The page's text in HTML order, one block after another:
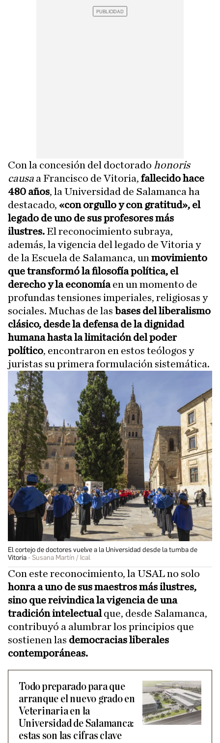
Con la concesión del doctorado honoris
causa a Francisco de Vitoria, fallecido hace
480 años, la Universidad de Salamanca ha
destacado, «con orgullo y con gratitud», el
legado de uno de sus profesores más
ilustres.El reconocimiento subraya,
además, la vigencia del legado de Vitoria y
de la Escuela de Salamanca, un movimiento
que transformó la filosofía política, el
derecho y la economíaen un momento de
profundas tensiones imperiales, religiosas y
sociales. Muchas de las bases del liberalismo
clásico, desde la defensa de la dignidad
humana hasta la limitación del poder
político, encontraron en estos teólogos y
juristas su primera formulación sistemática.
El cortejo de doctores vuelve a la Universidad desde la tumba de
Vitoria
Susana Martín / Ical
Con este reconocimiento, la USAL no solo
honra a uno de sus maestros más ilustres,
sino que reivindica la vigencia de una
tradición intelectualque, desde Salamanca,
contribuyó a alumbrar los principios que
sostienen las democracias liberales
contemporáneas.
Todo preparado para que
arranque el nuevo grado en
Veterinaria en la
Universidad de Salamanca:
estas son las cifras clave